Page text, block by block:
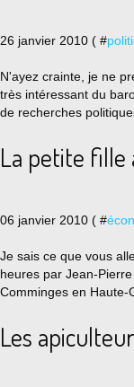
26 janvier 2010 ( #
N'ayez crainte, je ne
très intéressant du
de recherches
La petite fille
06 janvier 2010 ( #
Je sais ce que vous
heures par Jean-
Comminges en Haute-
Les